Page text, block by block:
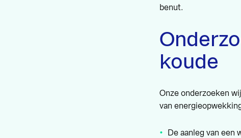
benut.
koude
Onze onderzoeken
van
De aanleg van